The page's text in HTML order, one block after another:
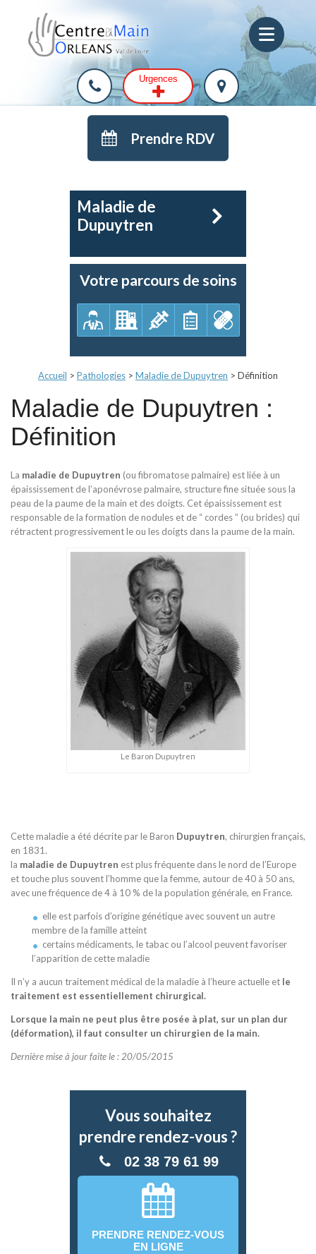
Urgences
Prendre RDV
Maladie de
Dupuytren
Votre parcours de soins
Accueil > Pathologies > Maladie de Dupuytren > Définition
Maladie de Dupuytren :
Définition
La maladie de Dupuytren (ou fibromatose palmaire) est liée à un
épaississement de l’aponévrose palmaire, structure fine située sous la
peau de la paume de la main et des doigts. Cet épaississement est
responsable de la formation de nodules et de “ cordes ” (ou brides) qui
rétractent progressivement le ou les doigts dans la paume de la main.
Le Baron Dupuytren
Cette maladie a été décrite par le Baron Dupuytren, chirurgien français,
en 1831.
la maladie de Dupuytren est plus fréquente dans le nord de l’Europe
et touche plus souvent l’homme que la femme, autour de 40 à 50 ans,
avec une fréquence de 4 à 10 % de la population générale, en France.
elle est parfois d’origine génétique avec souvent un autre
membre de la famille atteint
certains médicaments, le tabac ou l’alcool peuvent favoriser
l’apparition de cette maladie
Il n’y a aucun traitement médical de la maladie à l’heure actuelle et le
traitement est essentiellement chirurgical.
Lorsque la main ne peut plus être posée à plat, sur un plan dur
(déformation), il faut consulter un chirurgien de la main.
Dernière mise à jour faite le : 20/05/2015
Vous souhaitez
prendre rendez-vous ?
02 38 79 61 99
PRENDRE RENDEZ-VOUS
EN LIGNE